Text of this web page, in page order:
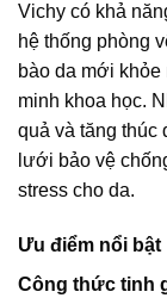
Vichy có khả
hệ thống phòng
bào da mới
minh khoa học.
quả và tăng thúc
lưới bảo vệ
stress cho da.
Ưu điểm nổi bật
Công thức tinh